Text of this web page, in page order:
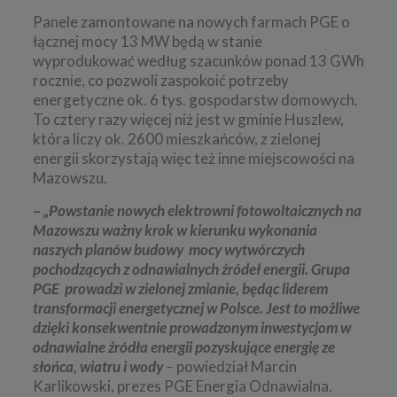
Panele zamontowane na nowych farmach PGE o
łącznej mocy 13 MW będą w stanie
wyprodukować według szacunków ponad 13 GWh
rocznie, co pozwoli zaspokoić potrzeby
energetyczne ok. 6 tys. gospodarstw domowych.
To cztery razy więcej niż jest w gminie Huszlew,
która liczy ok. 2600 mieszkańców, z zielonej
energii skorzystają więc też inne miejscowości na
Mazowszu.
–„Powstanie nowych elektrowni fotowoltaicznych na
Mazowszu ważny krok w kierunku wykonania
naszych planów budowy mocy wytwórczych
pochodzących z odnawialnych źródeł energii. Grupa
PGE prowadzi w zielonej zmianie, będąc liderem
transformacji energetycznej w Polsce. Jest to możliwe
dzięki konsekwentnie prowadzonym inwestycjom w
odnawialne źródła energii pozyskujące energię ze
słońca, wiatru i wody– powiedział Marcin
Karlikowski, prezes PGE Energia Odnawialna.